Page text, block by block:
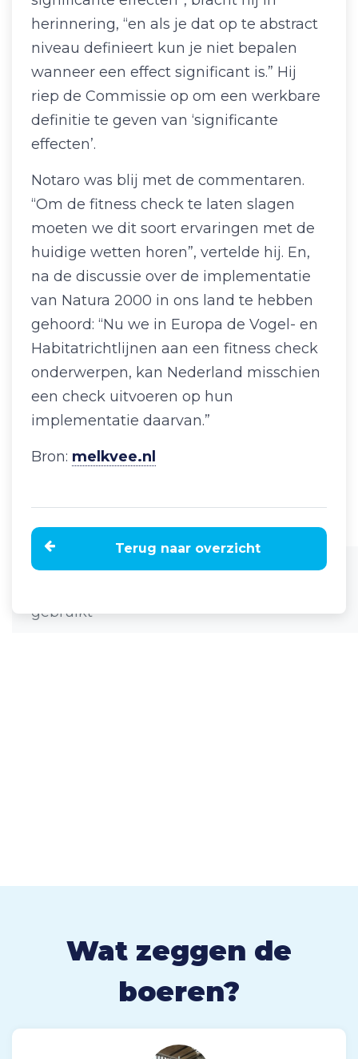
Home
Nieuws
gebruikt'
herinnering, “en als je dat op te abstract
niveau definieert kun je niet bepalen
wanneer een effect significant is.” Hij
riep de Commissie op om een werkbare
definitie te geven van ‘significante
effecten’.
Notaro was blij met de commentaren.
“Om de fitness check te laten slagen
moeten we dit soort ervaringen met de
huidige wetten horen”, vertelde hij. En,
na de discussie over de implementatie
van Natura 2000 in ons land te hebben
gehoord: “Nu we in Europa de Vogel- en
Habitatrichtlijnen aan een fitness check
onderwerpen, kan Nederland misschien
een check uitvoeren op hun
implementatie daarvan.”
Bron: melkvee.nl
Terug naar overzicht
Wat zeggen de
boeren?